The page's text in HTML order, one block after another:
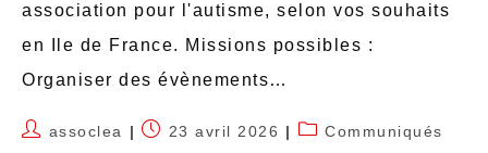
association pour l'autisme, selon vos souhaits
en Ile de France. Missions possibles :
Organiser des évènements…
assoclea 23 avril 2026 Communiqués